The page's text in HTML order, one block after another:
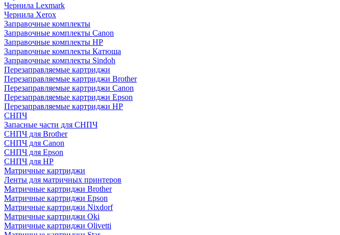
Чернила Lexmark
Чернила Xerox
Заправочные комплекты
Заправочные комплекты Canon
Заправочные комплекты HP
Заправочные комплекты Катюша
Заправочные комплекты Sindoh
Перезаправляемые картриджи
Перезаправляемые картриджи Brother
Перезаправляемые картриджи Canon
Перезаправляемые картриджи Epson
Перезаправляемые картриджи HP
СНПЧ
Запасные части для СНПЧ
СНПЧ для Brother
СНПЧ для Canon
СНПЧ для Epson
СНПЧ для HP
Матричные картриджи
Ленты для матричных принтеров
Матричные картриджи Brother
Матричные картриджи Epson
Матричные картриджи Nixdorf
Матричные картриджи Oki
Матричные картриджи Olivetti